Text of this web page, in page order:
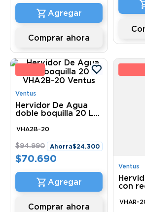
Comprar ahora
%
Ventus
Hervidor De Agua
doble boquilla 20 Lt
VHA2B-20
$94.990 Ahorra$24.300
$70.690
Comprar ahora
21
Ventus
con
VHAR-